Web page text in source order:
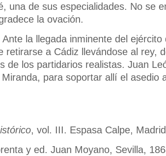
una de sus especialidades. No se
la ovación.
la llegada inminente del ejército
a Cádiz llevándose al rey,
de los partidarios realistas. Juan
para soportar allí el asedio
, vol. III. Espasa Calpe,
y ed. Juan Moyano, Sevilla,